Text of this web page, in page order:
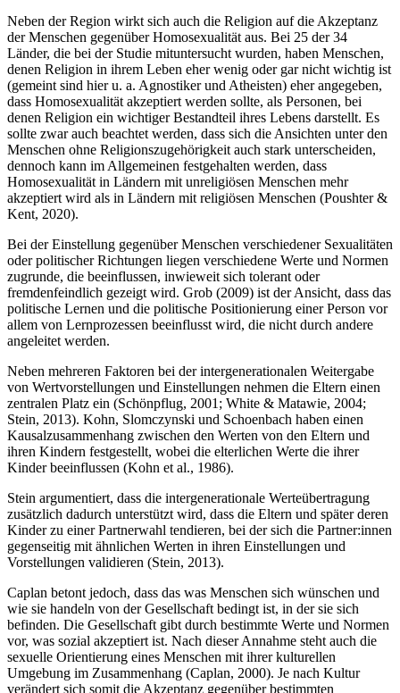
Neben der Region wirkt sich auch die Religion auf die Akzeptanz
der Menschen gegenüber Homosexualität aus. Bei 25 der 34
Länder, die bei der Studie mituntersucht wurden, haben Menschen,
denen Religion in ihrem Leben eher wenig oder gar nicht wichtig ist
(gemeint sind hier u. a. Agnostiker und Atheisten) eher angegeben,
dass Homosexualität akzeptiert werden sollte, als Personen, bei
denen Religion ein wichtiger Bestandteil ihres Lebens darstellt. Es
sollte zwar auch beachtet werden, dass sich die Ansichten unter den
Menschen ohne Religionszugehörigkeit auch stark unterscheiden,
dennoch kann im Allgemeinen festgehalten werden, dass
Homosexualität in Ländern mit unreligiösen Menschen mehr
akzeptiert wird als in Ländern mit religiösen Menschen (Poushter &
Kent, 2020).
Bei der Einstellung gegenüber Menschen verschiedener Sexualitäten
oder politischer Richtungen liegen verschiedene Werte und Normen
zugrunde, die beeinflussen, inwieweit sich tolerant oder
fremdenfeindlich gezeigt wird. Grob (2009) ist der Ansicht, dass das
politische Lernen und die politische Positionierung einer Person vor
allem von Lernprozessen beeinflusst wird, die nicht durch andere
angeleitet werden.
Neben mehreren Faktoren bei der intergenerationalen Weitergabe
von Wertvorstellungen und Einstellungen nehmen die Eltern einen
zentralen Platz ein (Schönpflug, 2001; White & Matawie, 2004;
Stein, 2013). Kohn, Slomczynski und Schoenbach haben einen
Kausalzusammenhang zwischen den Werten von den Eltern und
ihren Kindern festgestellt, wobei die elterlichen Werte die ihrer
Kinder beeinflussen (Kohn et al., 1986).
Stein argumentiert, dass die intergenerationale Werteübertragung
zusätzlich dadurch unterstützt wird, dass die Eltern und später deren
Kinder zu einer Partnerwahl tendieren, bei der sich die Partner:innen
gegenseitig mit ähnlichen Werten in ihren Einstellungen und
Vorstellungen validieren (Stein, 2013).
Caplan betont jedoch, dass das was Menschen sich wünschen und
wie sie handeln von der Gesellschaft bedingt ist, in der sie sich
befinden. Die Gesellschaft gibt durch bestimmte Werte und Normen
vor, was sozial akzeptiert ist. Nach dieser Annahme steht auch die
sexuelle Orientierung eines Menschen mit ihrer kulturellen
Umgebung im Zusammenhang (Caplan, 2000). Je nach Kultur
verändert sich somit die Akzeptanz gegenüber bestimmten